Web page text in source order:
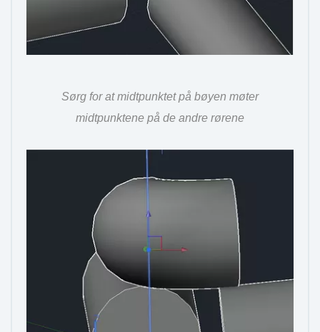
Sørg for at midtpunktet på bøyen møter
midtpunktene på de andre rørene